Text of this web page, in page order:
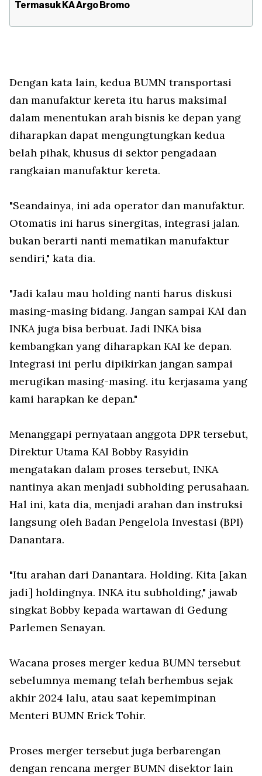
Termasuk KA Argo Bromo
Dengan kata lain, kedua BUMN transportasi
dan manufaktur kereta itu harus maksimal
dalam menentukan arah bisnis ke depan yang
diharapkan dapat mengungtungkan kedua
belah pihak, khusus di sektor pengadaan
rangkaian manufaktur kereta.
"Seandainya, ini ada operator dan manufaktur.
Otomatis ini harus sinergitas, integrasi jalan.
bukan berarti nanti mematikan manufaktur
sendiri," kata dia.
"Jadi kalau mau holding nanti harus diskusi
masing-masing bidang. Jangan sampai KAI dan
INKA juga bisa berbuat. Jadi INKA bisa
kembangkan yang diharapkan KAI ke depan.
Integrasi ini perlu dipikirkan jangan sampai
merugikan masing-masing. itu kerjasama yang
kami harapkan ke depan."
Menanggapi pernyataan anggota DPR tersebut,
Direktur Utama KAI Bobby Rasyidin
mengatakan dalam proses tersebut, INKA
nantinya akan menjadi subholding perusahaan.
Hal ini, kata dia, menjadi arahan dan instruksi
langsung oleh Badan Pengelola Investasi (BPI)
Danantara.
"Itu arahan dari Danantara. Holding. Kita [akan
jadi] holdingnya. INKA itu subholding," jawab
singkat Bobby kepada wartawan di Gedung
Parlemen Senayan.
Wacana proses merger kedua BUMN tersebut
sebelumnya memang telah berhembus sejak
akhir 2024 lalu, atau saat kepemimpinan
Menteri BUMN Erick Tohir.
Proses merger tersebut juga berbarengan
dengan rencana merger BUMN disektor lain